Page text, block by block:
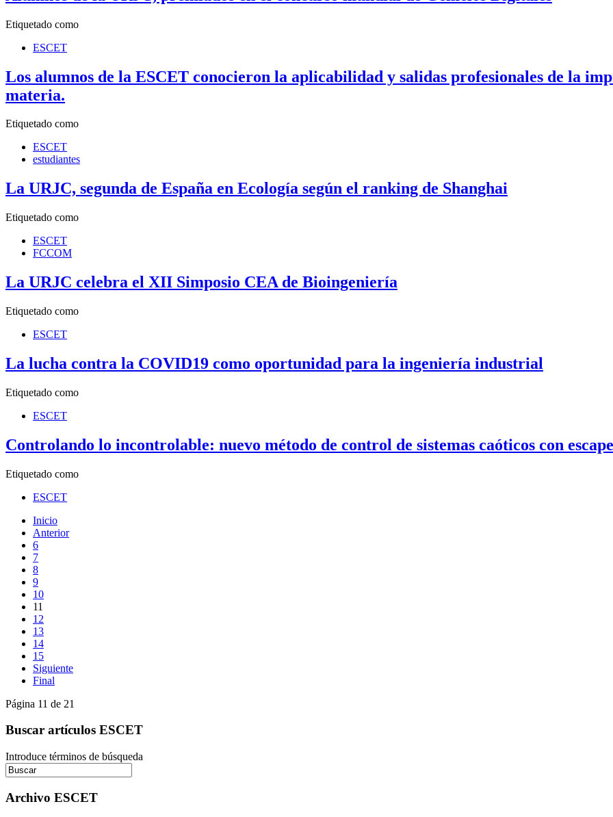
Etiquetado como
ESCET
Los alumnos de la ESCET conocieron la aplicabilidad y salidas profesionales de la
materia.
Etiquetado como
ESCET
estudiantes
La URJC, segunda de España en Ecología según el ranking de Shanghai
Etiquetado como
ESCET
FCCOM
La URJC celebra el XII Simposio CEA de Bioingeniería
Etiquetado como
ESCET
La lucha contra la COVID19 como oportunidad para la ingeniería industrial
Etiquetado como
ESCET
Controlando lo incontrolable: nuevo método de control de sistemas caóticos con
Etiquetado como
ESCET
Inicio
Anterior
6
7
8
9
10
11
12
13
14
15
Siguiente
Final
Página 11 de 21
Buscar artículos ESCET
Introduce términos de búsqueda
Archivo ESCET